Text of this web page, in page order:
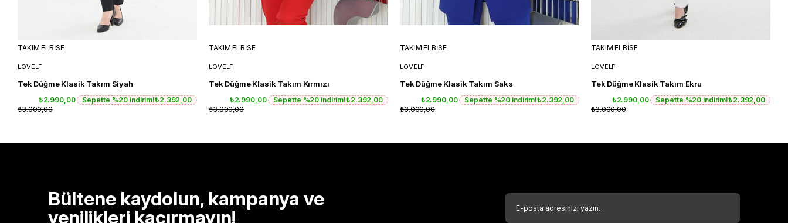
TAKIM ELBİSE
LOVELF
Tek Düğme Klasik Takım Siyah
₺2.990,00 Sepette %20 indirim!₺2.392,00
₺3.000,00
TAKIM ELBİSE
LOVELF
Tek Düğme Klasik Takım Kırmızı
₺2.990,00 Sepette %20 indirim!₺2.392,00
₺3.000,00
TAKIM ELBİSE
LOVELF
Tek Düğme Klasik Takım Saks
₺2.990,00 Sepette %20 indirim!₺2.392,00
₺3.000,00
TAKIM ELBİSE
LOVELF
Tek Düğme Klasik Takım Ekru
₺2.990,00 Sepette %20 indirim!₺2.392,00
₺3.000,00
Bültene kaydolun, kampanya ve
yenilikleri kaçırmayın!